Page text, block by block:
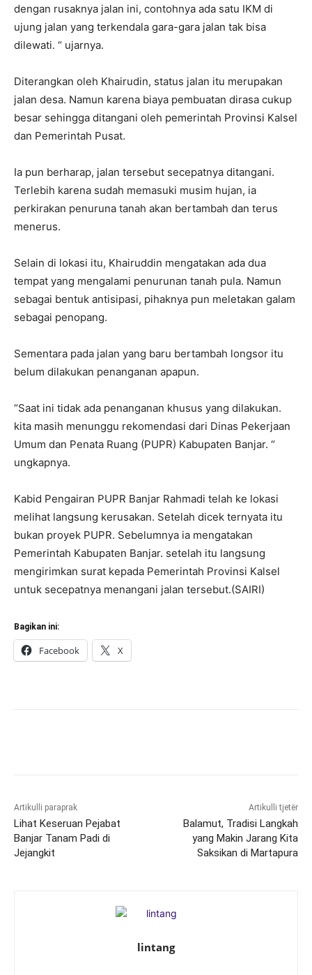
dengan rusaknya jalan ini, contohnya ada satu IKM di
ujung jalan yang terkendala gara-gara jalan tak bisa
dilewati. “ ujarnya.
Diterangkan oleh Khairudin, status jalan itu merupakan
jalan desa. Namun karena biaya pembuatan dirasa cukup
besar sehingga ditangani oleh pemerintah Provinsi Kalsel
dan Pemerintah Pusat.
Ia pun berharap, jalan tersebut secepatnya ditangani.
Terlebih karena sudah memasuki musim hujan, ia
perkirakan penuruna tanah akan bertambah dan terus
menerus.
Selain di lokasi itu, Khairuddin mengatakan ada dua
tempat yang mengalami penurunan tanah pula. Namun
sebagai bentuk antisipasi, pihaknya pun meletakan galam
sebagai penopang.
Sementara pada jalan yang baru bertambah longsor itu
belum dilakukan penanganan apapun.
“Saat ini tidak ada penanganan khusus yang dilakukan.
kita masih menunggu rekomendasi dari Dinas Pekerjaan
Umum dan Penata Ruang (PUPR) Kabupaten Banjar. “
ungkapnya.
Kabid Pengairan PUPR Banjar Rahmadi telah ke lokasi
melihat langsung kerusakan. Setelah dicek ternyata itu
bukan proyek PUPR. Sebelumnya ia mengatakan
Pemerintah Kabupaten Banjar. setelah itu langsung
mengirimkan surat kepada Pemerintah Provinsi Kalsel
untuk secepatnya menangani jalan tersebut.(SAIRI)
Bagikan ini:
Facebook X
Artikulli paraprak
Lihat Keseruan Pejabat
Banjar Tanam Padi di
Jejangkit
Artikulli tjetër
Balamut, Tradisi Langkah
yang Makin Jarang Kita
Saksikan di Martapura
lintang